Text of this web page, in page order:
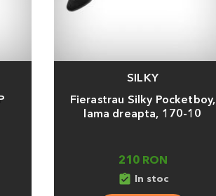
SILKY
Fierastrau Silky Pocketboy,
lama dreapta, 170-10
210 RON
assignment_turned_in In stoc